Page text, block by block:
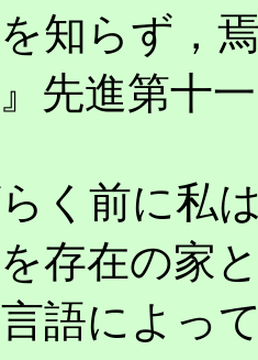
を知らず
先進第十
く前に私
存在の家
語によっ